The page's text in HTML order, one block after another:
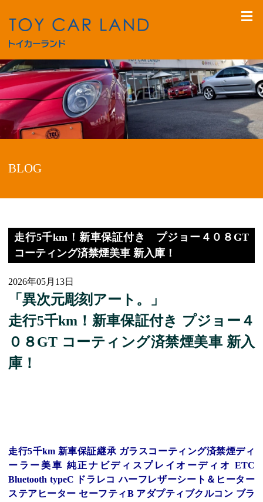
BLOG
走行5千km！新車保証付き プジョー４０８GT
コーティング済禁煙美車 新入庫！
2026年05月13日
「異次元彫刻アート。」
走行5千km！新車保証付き プジョー４
０８GT コーティング済禁煙美車 新入
庫！
走行5千km 新車保証継承 ガラスコーティング済禁煙ディ
ーラー美車 純正ナビディスプレイオーディオ ETC
Bluetooth typeC ドラレコ ハーフレザーシート＆ヒーター
ステアヒーター セーフティB アダプティブクルコン ブラ